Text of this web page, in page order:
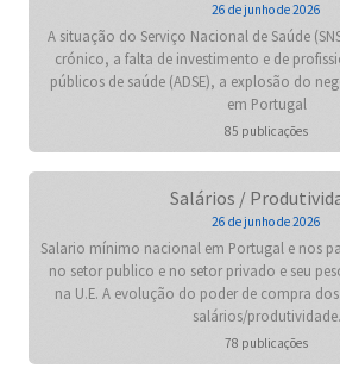
26 de junho de 2026
A situação do Serviço Nacional de Saúde
crónico, a falta de investimento e de
públicos de saúde (ADSE), a explosão do
em Portugal
85 publicações
Salários /
26 de junho de 2026
Salario mínimo nacional em Portugal e nos
no setor publico e no setor privado e seu
na U.E. A evolução do poder de compra
salários/produtividade.
78 publicações